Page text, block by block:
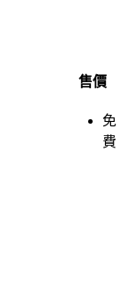
售價
免
費